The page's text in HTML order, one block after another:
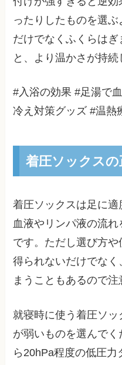
ったりしたものを選
だけでなくふくらは
と、より温かさが持続
#入浴の効果 #足湯で
冷え対策グッズ #温熱
着圧ソックス
着圧ソックスは足に適
血液やリンパ液の流
です。ただし選び方
得られないだけでな
まうこともあるので注
就寝時に使う着圧ソ
が弱いものを選んで
ら20hPa程度の低圧